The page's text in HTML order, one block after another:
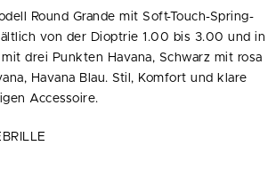
Round Grande mit Soft-Touch-Spring-
von der Dioptrie 1.00 bis 3.00 und in
drei Punkten Havana, Schwarz mit rosa
Havana Blau. Stil, Komfort und klare
Accessoire.